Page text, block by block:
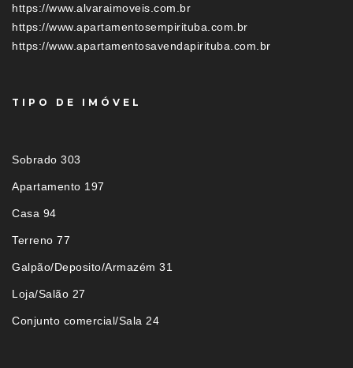
https://www.alvaraimoveis.com.br
https://www.apartamentosempirituba.com.br
https://www.apartamentosavendapirituba.com.br
TIPO DE IMÓVEL
Sobrado 303
Apartamento 197
Casa 94
Terreno 77
Galpão/Deposito/Armazém 31
Loja/Salão 27
Conjunto comercial/Sala 24